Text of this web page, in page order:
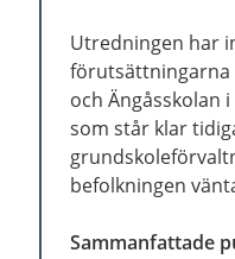
Utredningen har
förutsättningarna
och Ängåsskolan
som står klar
befolkningen
Sammanfattade